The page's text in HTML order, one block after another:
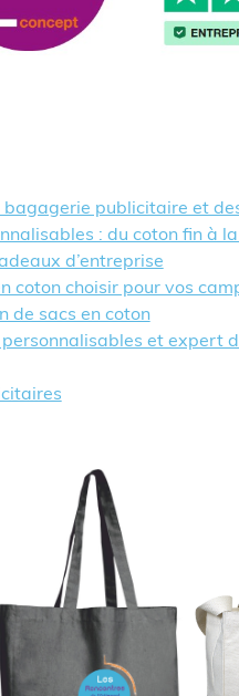
publicitaire et
: du coton fin à
d’entreprise
coton choisir pour vos
de sacs en coton
et expert